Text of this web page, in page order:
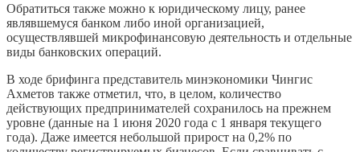
Обратиться также можно к юридическому лицу, ранее
являвшемуся банком либо иной организацией,
осуществлявшей микрофинансовую деятельность и отдельные
виды банковских операций.
В ходе брифинга представитель минэкономики Чингис
Ахметов также отметил, что, в целом, количество
действующих предпринимателей сохранилось на прежнем
уровне (данные на 1 июня 2020 года с 1 января текущего
года). Даже имеется небольшой прирост на 0,2% по